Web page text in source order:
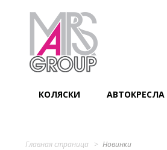
КОЛЯСКИ АВТОКРЕСЛА
Главная страница Новинки